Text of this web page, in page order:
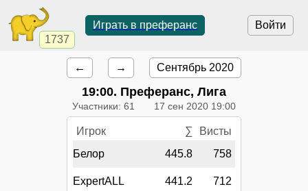
1737
Войти
Играть в преферанс
← → Сентябрь 2020
19:00. Преферанс, Лига
Участники: 61 17 сен 2020 19:00
Игрок ∑
Висты
Белор
445.8 758
ExpertALL 441.2 712